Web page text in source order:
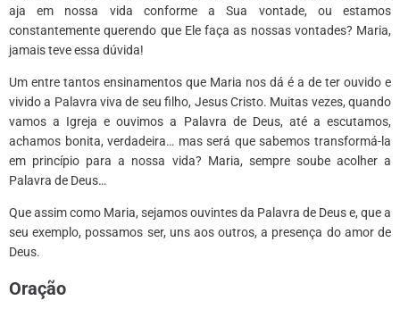
aja em nossa vida conforme a Sua vontade, ou estamos
constantemente querendo que Ele faça as nossas vontades? Maria,
jamais teve essa dúvida!
Um entre tantos ensinamentos que Maria nos dá é a de ter ouvido e
vivido a Palavra viva de seu filho, Jesus Cristo. Muitas vezes, quando
vamos a Igreja e ouvimos a Palavra de Deus, até a escutamos,
achamos bonita, verdadeira… mas será que sabemos transformá-la
em princípio para a nossa vida? Maria, sempre soube acolher a
Palavra de Deus…
Que assim como Maria, sejamos ouvintes da Palavra de Deus e, que a
seu exemplo, possamos ser, uns aos outros, a presença do amor de
Deus.
Oração